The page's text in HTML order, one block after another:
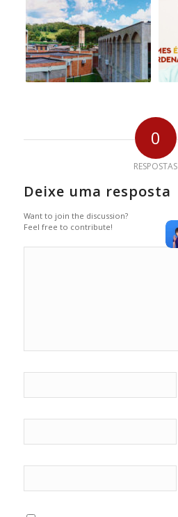
0
RESPOSTAS
Deixe uma resposta
Want to join the discussion?
Feel free to contribute!